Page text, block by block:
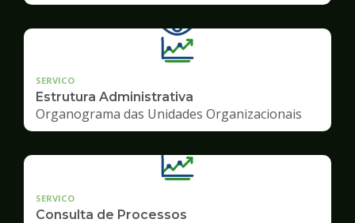
SERVICO
Estrutura Administrativa
Organograma das Unidades Organizacionais
SERVICO
Consulta de Processos